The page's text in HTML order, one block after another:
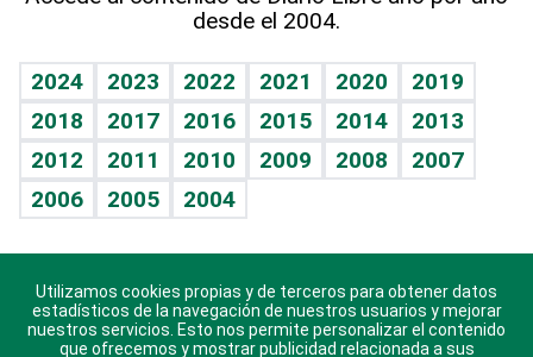
Vida y familia
Eñe
Celebrando la vida
Sin complejos
En pocas palabras
Escuchando al corazón
TBT Deportivo
Guía del dinero
Horóscopos
Crucigramas
desde el 2004.
2024 2023 2022 2021 2020
2019
2018
2017 2016 2015 2014
2013
2012
2011 2010 2009 2008
2007
2006
2005 2004
Descarga nuestras aplicaciones para Android, iOS y
sistema Huawei.
Utilizamos cookies propias y de terceros para obtener datos
estadísticos de la navegación de nuestros usuarios y mejorar
nuestros servicios. Esto nos permite personalizar el contenido
que ofrecemos y mostrar publicidad relacionada a sus